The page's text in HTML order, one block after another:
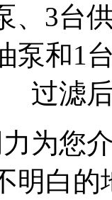
、3台
泵和1
过滤
为您
明白